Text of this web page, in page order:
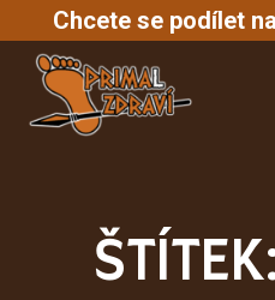
Chcete se podílet